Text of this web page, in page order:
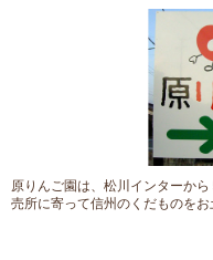
原りんご園は、松川インターか
売所に寄って信州のくだものをお